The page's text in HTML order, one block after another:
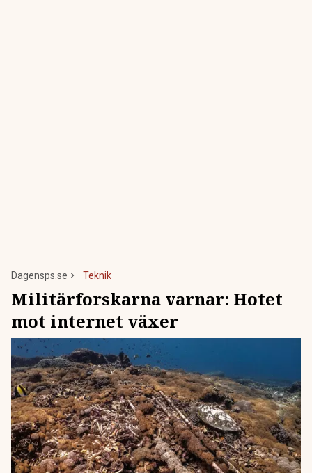
Dagensps.se Teknik
Militärforskarna varnar: Hotet
mot internet växer